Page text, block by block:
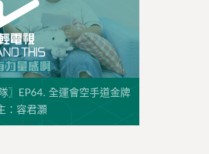
〗EP64. 全運會空手道金牌
：容君灝